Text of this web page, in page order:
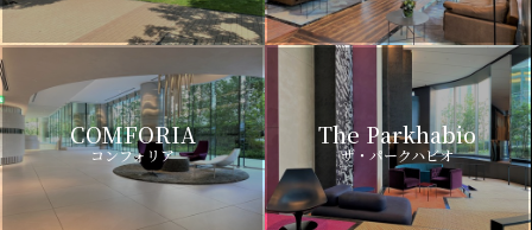
COMFORIA
コンフォリア
The Parkhabio
ザ・パークハビオ